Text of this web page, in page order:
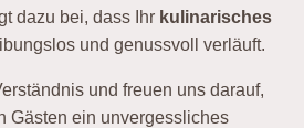
dazu bei, dass Ihr kulinarisches
und genussvoll verläuft.
und freuen uns darauf,
Gästen ein unvergessliches